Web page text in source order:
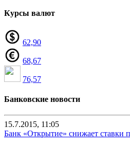
Курсы валют
62,90
68,67
76,57
Банковские новости
15.7.2015, 11:05
Банк «Открытие» снижает ставки